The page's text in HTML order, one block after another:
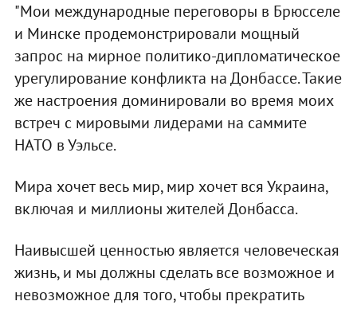
"Мои международные переговоры в Брюсселе
и Минске продемонстрировали мощный
запрос на мирное политико-дипломатическое
урегулирование конфликта на Донбассе. Такие
же настроения доминировали во время моих
встреч с мировыми лидерами на саммите
НАТО в Уэльсе.
Мира хочет весь мир, мир хочет вся Украина,
включая и миллионы жителей Донбасса.
Наивысшей ценностью является человеческая
жизнь, и мы должны сделать все возможное и
невозможное для того, чтобы прекратить